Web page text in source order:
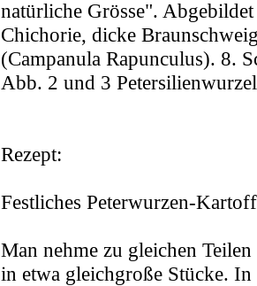
natürliche Grösse".
Chichorie, dicke
(Campanula Rapunculus). 8.
Abb. 2 und 3
Rezept:
Festliches Peterwurzen-
Man nehme zu gleichen
in etwa gleichgroße Stücke.